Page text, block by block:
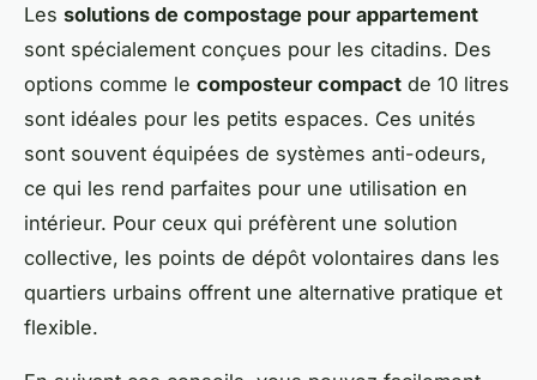
Les solutions de compostage pour appartement
sont spécialement conçues pour les citadins. Des
options comme le composteur compact de 10 litres
sont idéales pour les petits espaces. Ces unités
sont souvent équipées de systèmes anti-odeurs,
ce qui les rend parfaites pour une utilisation en
intérieur. Pour ceux qui préfèrent une solution
collective, les points de dépôt volontaires dans les
quartiers urbains offrent une alternative pratique et
flexible.